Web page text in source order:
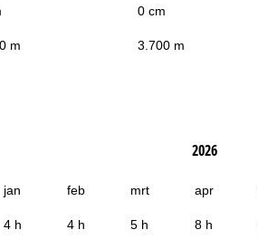
0 cm
m 3.700 m
2026
jan feb mrt apr
4 h 4 h 5 h 8 h